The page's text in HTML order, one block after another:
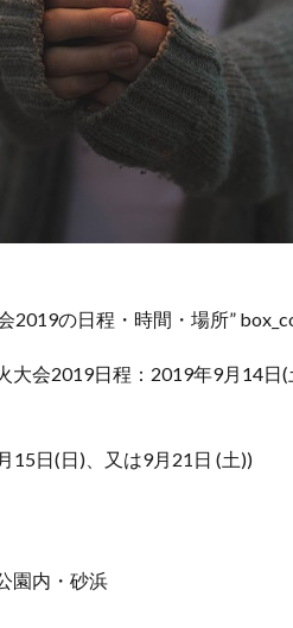
2019の日程・時間・場所”
大会2019日程：2019年9月14日(
15日(日)、又は9月21日 (土))
園内・砂浜